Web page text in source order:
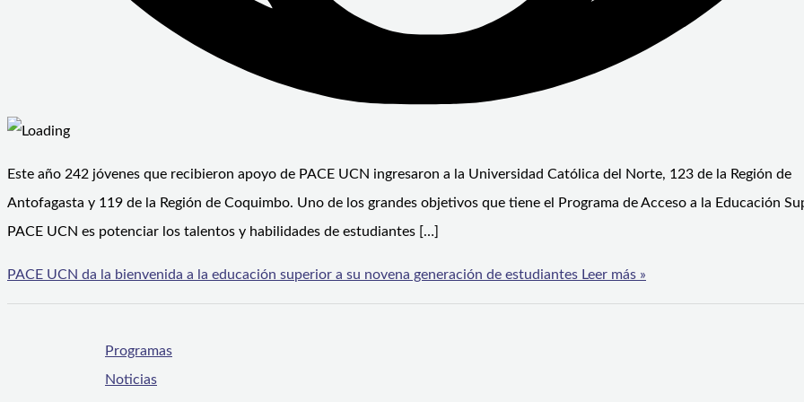
Este año 242 jóvenes que recibieron apoyo de PACE UCN ingresaron a la Universidad Católica del Norte, 123 de la Región de
Antofagasta y 119 de la Región de Coquimbo. Uno de los grandes objetivos que tiene el Programa de Acceso a la Educación
PACE UCN es potenciar los talentos y habilidades de estudiantes […]
PACE UCN da la bienvenida a la educación superior a su novena generación de estudiantes Leer más »
Programas
Noticias